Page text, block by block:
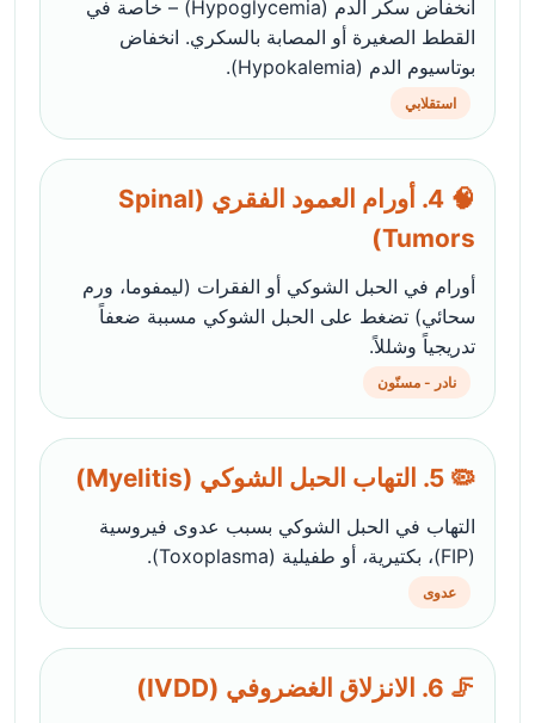
انخفاض سكر الدم (Hypoglycemia) – خاصة في
القطط الصغيرة أو المصابة بالسكري. انخفاض
بوتاسيوم الدم (Hypokalemia).
استقلابي
🧠 4. أورام العمود الفقري (Spinal
Tumors)
أورام في الحبل الشوكي أو الفقرات (ليمفوما، ورم
سحائي) تضغط على الحبل الشوكي مسببة ضعفاً
تدريجياً وشللاً.
نادر - مسنّون
🦠 5. التهاب الحبل الشوكي (Myelitis)
التهاب في الحبل الشوكي بسبب عدوى فيروسية
(FIP)، بكتيرية، أو طفيلية (Toxoplasma).
عدوى
🦵 6. الانزلاق الغضروفي (IVDD)